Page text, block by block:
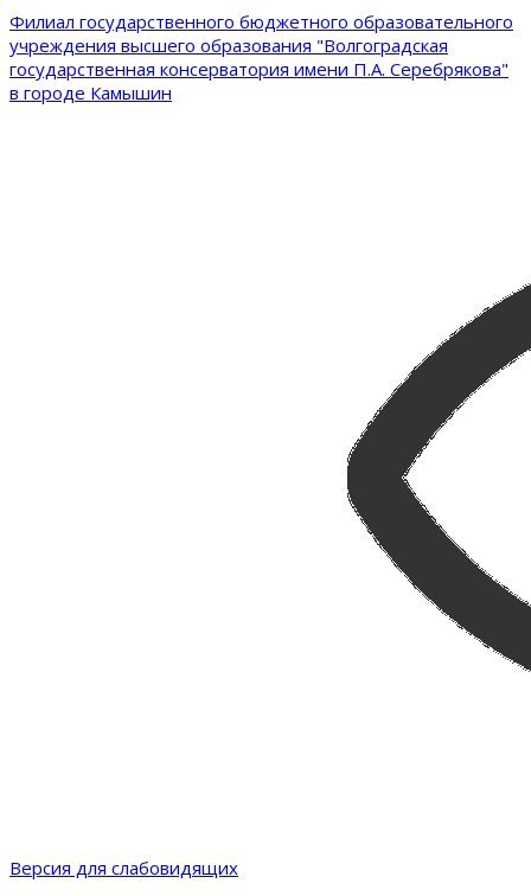
Филиал государственного бюджетного образовательного
учреждения высшего образования "Волгоградская
государственная консерватория имени П.А. Серебрякова"
в городе Камышин
Версия для слабовидящих